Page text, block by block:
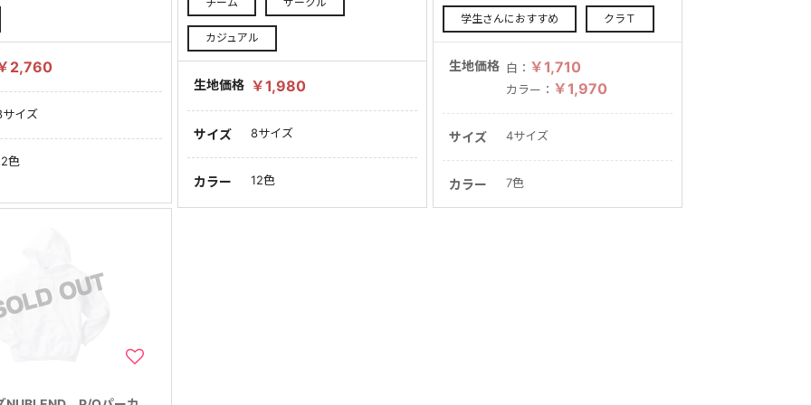
2,760
イズ
色
カジュアル
生地価格 ￥1,980
サイズ 8サイズ
カラー 12色
学生さんにおすすめ クラＴ
生地価格 白： ￥1,710
カラー： ￥1,970
サイズ 4サイズ
カラー 7色